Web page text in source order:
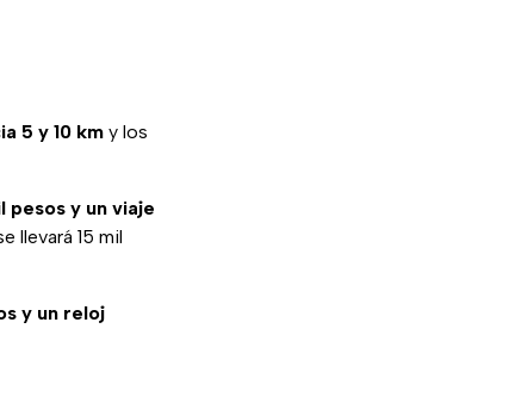
5 y 10 km y los
pesos y un viaje
llevará 15 mil
y un reloj